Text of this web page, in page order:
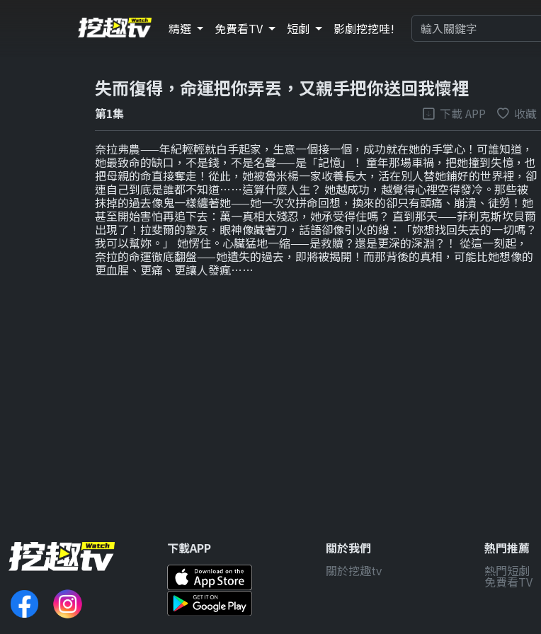
精選 免費看TV 短劇 影劇挖挖哇!
失而復得，命運把你弄丟，又親手把你送回我懷裡
第1集 下載 APP 收藏
奈拉弗農——年紀輕輕就白手起家，生意一個接一個，成功就在她的手掌心！可誰知道，
她最致命的缺口，不是錢，不是名聲——是「記憶」！ 童年那場車禍，把她撞到失憶，也
把母親的命直接奪走！從此，她被魯米楊一家收養長大，活在別人替她鋪好的世界裡，卻
連自己到底是誰都不知道……這算什麼人生？ 她越成功，越覺得心裡空得發冷。那些被
抹掉的過去像鬼一樣纏著她——她一次次拼命回想，換來的卻只有頭痛、崩潰、徒勞！她
甚至開始害怕再追下去：萬一真相太殘忍，她承受得住嗎？ 直到那天——菲利克斯坎貝爾
出現了！拉斐爾的摯友，眼神像藏著刀，話語卻像引火的線：「妳想找回失去的一切嗎？
我可以幫妳。」 她愣住。心臟猛地一縮——是救贖？還是更深的深淵？！ 從這一刻起，
奈拉的命運徹底翻盤——她遺失的過去，即將被揭開！而那背後的真相，可能比她想像的
更血腥、更痛、更讓人發瘋……
下載APP
關於我們
關於挖趣tv
熱門推薦
熱門短劇
免費看TV